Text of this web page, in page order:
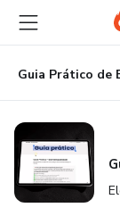
para
conteúdo
principal
para
pagamento
para
rodapé